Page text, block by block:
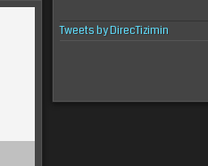
Tweets by DirecTizimin